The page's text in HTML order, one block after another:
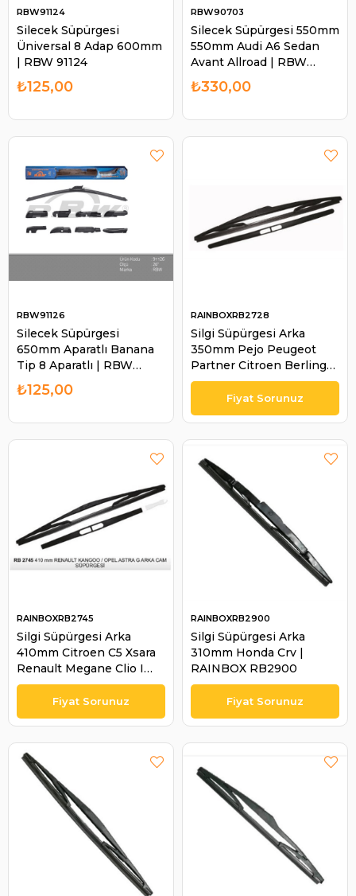
Silecek Süpürgesi
Üniversal 8 Adap 600mm
| RBW 91124
RBW91124
₺125,00
Silecek Süpürgesi 550mm
550mm Audi A6 Sedan
Avant Allroad | RBW
90703
RBW90703
₺330,00
Silecek Süpürgesi
650mm Aparatlı Banana
Tip 8 Aparatlı | RBW
91126
RBW91126
₺125,00
Silgi Süpürgesi Arka
350mm Pejo Peugeot
Partner Citroen Berlingo
206 307 | RAINBOX
RB2728
RAINBOXRB2728
Silgi Süpürgesi Arka
410mm Citroen C5 Xsara
Renault Megane Clio I
Nıssan Opel Astrag
Corsac Vectra | RAINBOX
RB2745
RAINBOXRB2745
Silgi Süpürgesi Arka
310mm Honda Crv |
RAINBOX RB2900
RAINBOXRB2900